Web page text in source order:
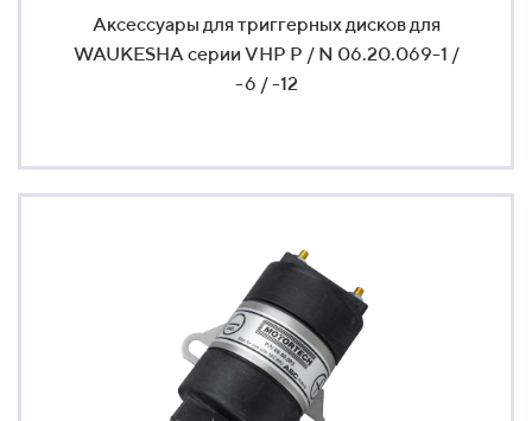
Аксессуары для триггерных дисков для
WAUKESHA серии VHP P / N 06.20.069-1 /
-6 / -12